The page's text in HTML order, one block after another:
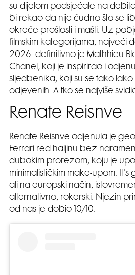
su dijelom podsjećale na
bi rekao da nije čudno što se
okreće prošlosti i mašti. Uz
filmskim kategorijama, najveći
2026. definitivno je Mathhieu
Chanel, koji je inspirirao i
sljedbenika, koji su se tako lako
odjevenih. A tko se najviše
Renate Reisnve
Renate Reisnve odjenula je
Ferrari-red haljinu bez
dubokim prorezom, koju je
minimalističkim make-upom.
ali na europski način,
alternativno, rokerski. Njezin
od nas je dobio 10/10.